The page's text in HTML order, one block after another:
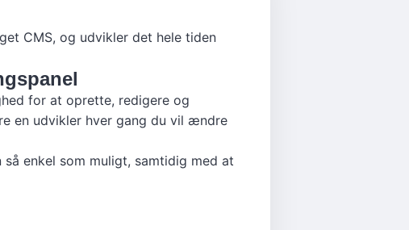
CMS, og udvikler det hele tiden
for at oprette, redigere og
en udvikler hver gang du vil ændre
enkel som muligt, samtidig med at